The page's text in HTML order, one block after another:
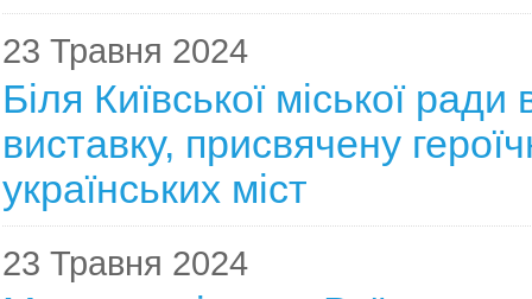
23 Травня 2024
Біля Київської міської ради
виставку, присвячену
українських міст
23 Травня 2024